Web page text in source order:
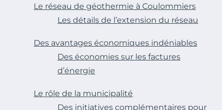
Le réseau de géothermie à Coulommiers
Les détails de l’extension du réseau
Des avantages économiques indéniables
Des économies sur les factures
d’énergie
Le rôle de la municipalité
Des initiatives complémentaires pour